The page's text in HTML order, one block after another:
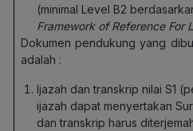
(minimal Level B2
Framework of Reference For
Dokumen pendukung yang
adalah :
Ijazah dan transkrip nilai S1
ijazah dapat menyertakan
dan transkrip harus